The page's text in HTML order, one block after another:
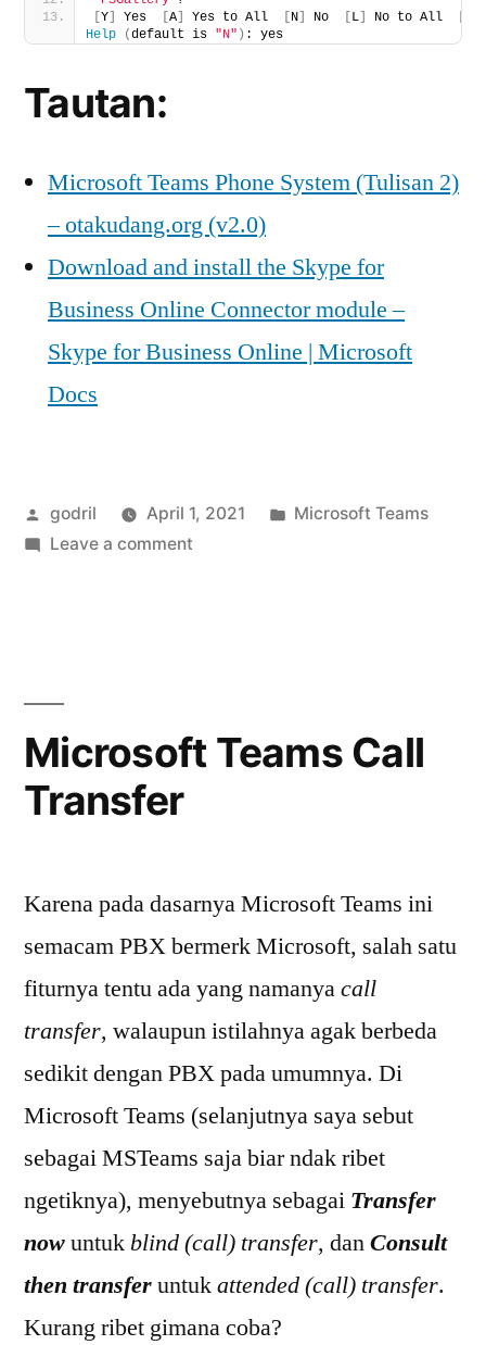
Y Yes A Yes to All N No L No to All
Help
(default is "N" ) : yes
Tautan:
Microsoft Teams Phone System (Tulisan 2)
– otakudang.org (v2.0)
Download and install the Skype for
Business Online Connector module –
Skype for Business Online | Microsoft
Docs
Posted
by
godril April 1, 2021
Posted
Microsoft Teams
Leave a commenton
Microsoft Teams Call
Transfer
Karena pada dasarnya Microsoft Teams ini
semacam PBX bermerk Microsoft, salah satu
fiturnya tentu ada yang namanyacall
transfer, walaupun istilahnya agak berbeda
sedikit dengan PBX pada umumnya. Di
Microsoft Teams (selanjutnya saya sebut
sebagai MSTeams saja biar ndak ribet
ngetiknya), menyebutnya sebagai Transfer
nowuntuk blind (call) transfer, danConsult
then transferuntukattended (call) transfer.
Kurang ribet gimana coba?